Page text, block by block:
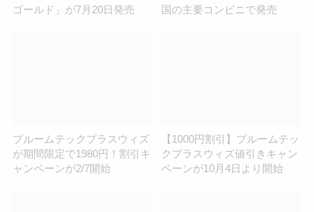
ゴールド」が7月20日発売
国の主要コンビニで発売
プルームテックプラスウィズ
が期間限定で1980円！割引キ
ャンペーンが2/7開始
【1000円割引】プルームテッ
クプラスウィズ値引きキャン
ペーンが10月4日より開始